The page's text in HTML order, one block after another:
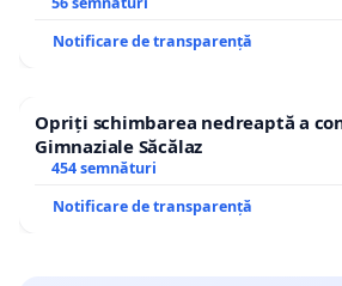
Notificare de transparență
Opriți schimbarea nedreaptă a
Gimnaziale Săcălaz
454 semnături
Notificare de transparență